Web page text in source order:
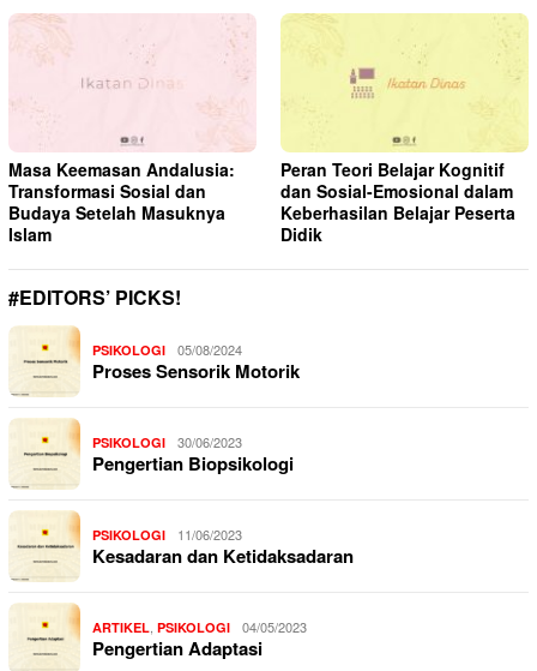
Masa Keemasan Andalusia:
Transformasi Sosial dan
Budaya Setelah Masuknya
Islam
Peran Teori Belajar Kognitif
dan Sosial-Emosional dalam
Keberhasilan Belajar Peserta
Didik
#EDITORS’ PICKS!
PSIKOLOGI 05/08/2024
Proses Sensorik Motorik
PSIKOLOGI 30/06/2023
Pengertian Biopsikologi
PSIKOLOGI 11/06/2023
Kesadaran dan Ketidaksadaran
ARTIKEL PSIKOLOGI 04/05/2023
Pengertian Adaptasi